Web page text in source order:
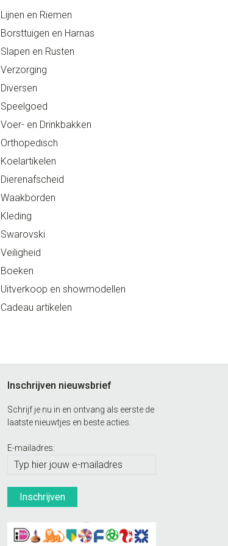
Lijnen en Riemen
Borsttuigen en Harnas
Slapen en Rusten
Verzorging
Diversen
Speelgoed
Voer- en Drinkbakken
Orthopedisch
Koelartikelen
Dierenafscheid
Waakborden
Kleding
Swarovski
Veiligheid
Boeken
Uitverkoop en showmodellen
Cadeau artikelen
Inschrijven nieuwsbrief
Schrijf je nu in en ontvang als eerste de
laatste nieuwtjes en beste acties.
E-mailadres: